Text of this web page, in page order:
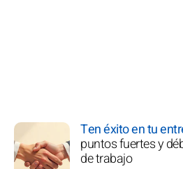
Ten éxito en tu
puntos fuertes y
de trabajo